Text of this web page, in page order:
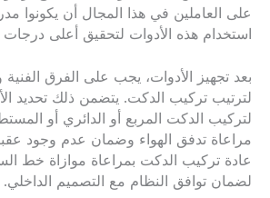
على العاملين في هذا المجال أن يكونوا
استخدام هذه الأدوات لتحقيق أعلى درجات
بعد تجهيز الأدوات، يجب على الفرق
لترتيب تركيب الدكت. يتضمن ذلك تحديد
لتركيب الدكت المربع أو الدائري أو
مراعاة تدفق الهواء وضمان عدم وجود
عادة تركيب الدكت بمراعاة موازاة خط
لضمان توافق النظام مع التصميم الداخلي.